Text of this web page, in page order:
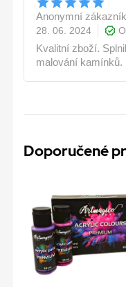
Anonymní zákazník
28. 06. 2024
Kvalitní zboží.
malování kamínků.
Doporučené